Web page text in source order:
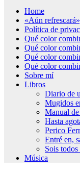
Home
«Aún
Política de
Qué color
Qué color
Qué color
Qué color
Sobre mí
Libros
Diario de
Mugidos
Manual
Hasta
Perico
Entré en,
Sois
Música